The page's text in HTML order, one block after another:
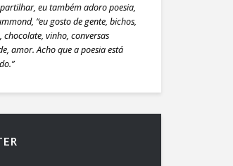
eu também adoro poesia,
“eu gosto de gente, bichos,
chocolate, vinho, conversas
amor. Acho que a poesia está